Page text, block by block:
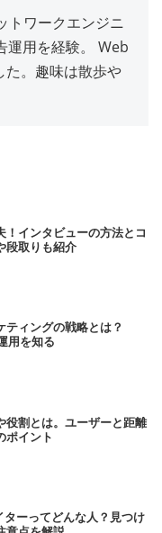
トワークエンジニ
運用を経験。 Web
た。趣味は散歩や
！インタビューの方法とコ
段取りも紹介
ティングの戦略とは？
用を知る
役割とは。ユーザーと距離
ポイント
ターってどんな人？見つけ